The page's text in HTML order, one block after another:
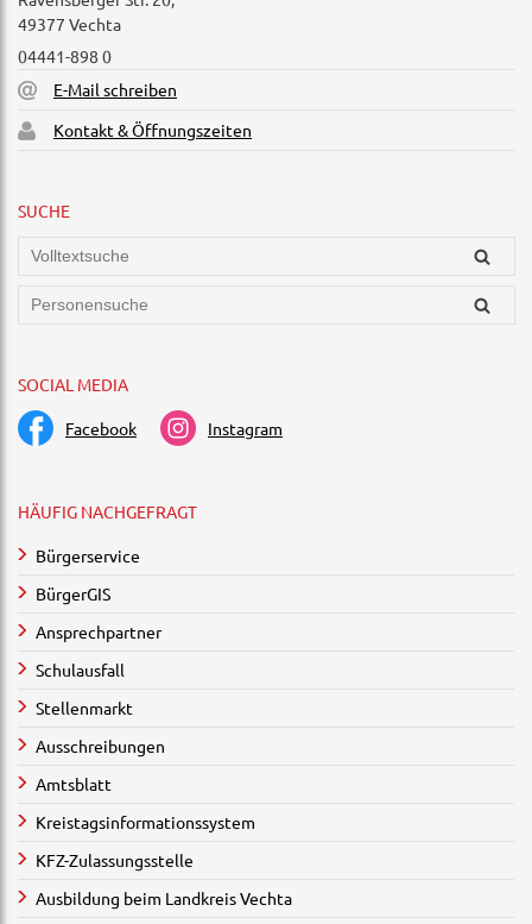
49377 Vechta
04441-898 0
E-Mail schreiben
Kontakt & Öffnungszeiten
SUCHE
SOCIAL MEDIA
Facebook Instagram
HÄUFIG NACHGEFRAGT
Bürgerservice
BürgerGIS
Ansprechpartner
Schulausfall
Stellenmarkt
Ausschreibungen
Amtsblatt
Kreistagsinformationssystem
KFZ-Zulassungsstelle
Ausbildung beim Landkreis Vechta